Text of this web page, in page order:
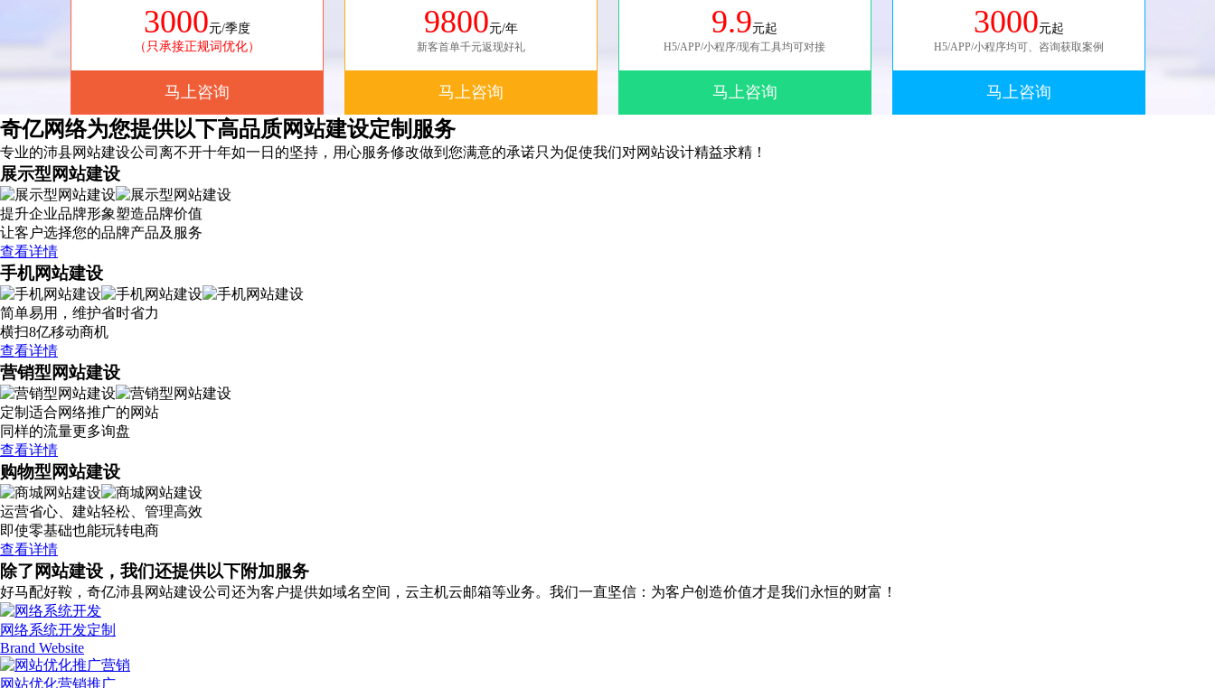
3000元/季度
（只承接正规词优化）
马上咨询
9800元/年
新客首单千元返现好礼
马上咨询
9.9元起
H5/APP/小程序/现有工具均可对接
马上咨询
3000元起
H5/APP/小程序均可、咨询获取案例
马上咨询
奇亿网络为您提供以下高品质网站建设定制服务
专业的沛县网站建设公司离不开十年如一日的坚持， 用心服务修改做到您满意的承诺只为促使我们对网站设计精益求精！
展示型网站建设
提升企业品牌形象塑造品牌价值
让客户选择您的品牌产品及服务
查看详情
手机网站建设
简单易用，维护省时省力
横扫8亿移动商机
查看详情
营销型网站建设
定制适合网络推广的网站
同样的流量更多询盘
查看详情
购物型网站建设
运营省心、建站轻松、管理高效
即使零基础也能玩转电商
查看详情
除了网站建设，我们还提供以下附加服务
好马配好鞍，奇亿沛县网站建设公司还为客户提供如域名空间，云主机云邮箱等业务。我们一直坚信：为客户创造价值才是我们永恒的财富！
网络系统开发定制
Brand Website
网站优化营销推广